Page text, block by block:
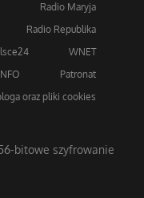
Radio Maryja
Radio Republika
WNET
Patronat
oraz pliki cookies
bitowe szyfrowanie